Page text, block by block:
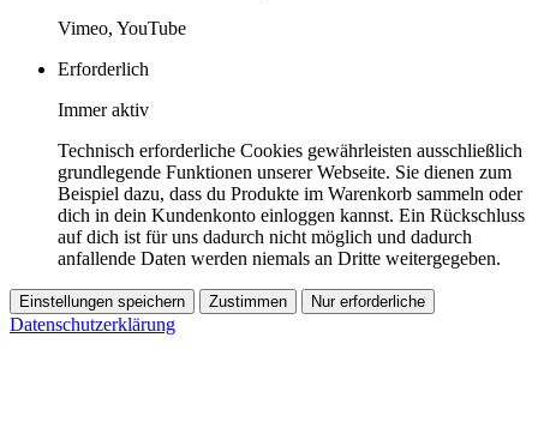
Vimeo, YouTube
Erforderlich
Immer aktiv
Technisch erforderliche Cookies gewährleisten ausschließlich
grundlegende Funktionen unserer Webseite. Sie dienen zum
Beispiel dazu, dass du Produkte im Warenkorb sammeln oder
dich in dein Kundenkonto einloggen kannst. Ein Rückschluss
auf dich ist für uns dadurch nicht möglich und dadurch
anfallende Daten werden niemals an Dritte weitergegeben.
Einstellungen speichern Zustimmen Nur erforderliche
Datenschutzerklärung